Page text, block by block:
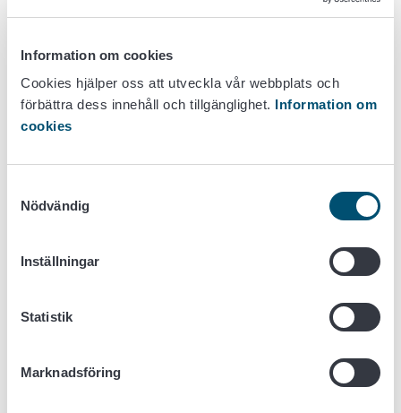
Information om cookies
Cookies hjälper oss att utveckla vår webbplats och
förbättra dess innehåll och tillgänglighet. Information om
cookies
Nödvändig
Inställningar
Statistik
Marknadsföring
Hygienpass Kundtjänst, e-postadress
hygieniapassi@ruokavirasto.fi
. Du kan inte skicka
e-post via Turvaviesti-tjäsnten till
2026).
hand via Hygienpass-datasystemet.